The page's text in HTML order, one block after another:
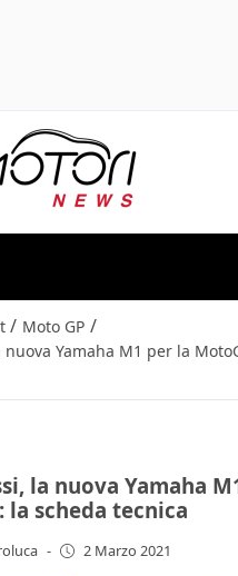
/ Moto GP /
Yamaha M1 per la
la nuova Yamaha
la scheda tecnica
- 2 Marzo 2021